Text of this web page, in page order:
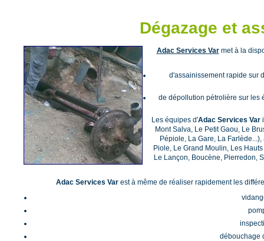
Dégazage et
Adac Services Varmet à la
d'assainissement rapide sur
de dépollution pétrolière sur les
Les équipes d'Adac Services Var
Mont Salva, Le Petit Gaou, Le
Pépiole, La Gare, La
Piole, Le Grand Moulin, Les
Le Lançon, Boucène, Pierredon,
Adac Services Var est à même de réaliser rapidement les
débouchage